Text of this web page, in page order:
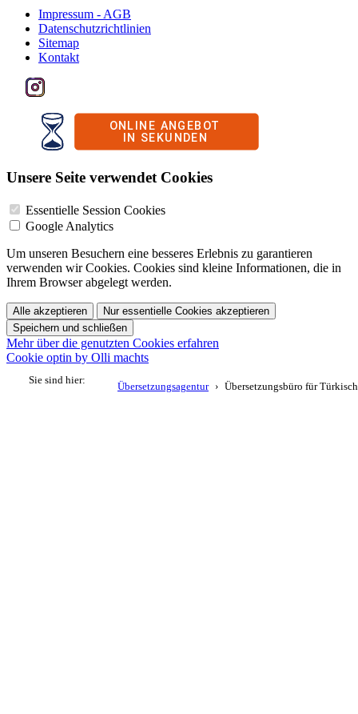
Sie sind hier:
Übersetzungsagentur Übersetzungsbüro für Türkisch
Impressum - AGB
Datenschutzrichtlinien
Sitemap
Kontakt
Unsere Seite verwendet Cookies
Essentielle Session Cookies
Google Analytics
Um unseren Besuchern eine besseres Erlebnis zu garantieren
verwenden wir Cookies. Cookies sind kleine Informationen, die in
Ihrem Browser abgelegt werden.
Alle akzeptieren
Nur essentielle Cookies akzeptieren
Speichern und schließen
Mehr über die genutzten Cookies erfahren
Cookie optin by Olli machts